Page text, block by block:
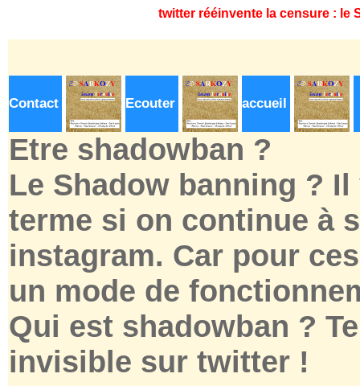
twitter rééinvente la censure : le
Contact Ecouter accueil
Etre shadowban ?
Le Shadow banning ?
terme si on continue à
instagram. Car pour
un mode de
Qui est shadowban ?
invisible sur twitter !